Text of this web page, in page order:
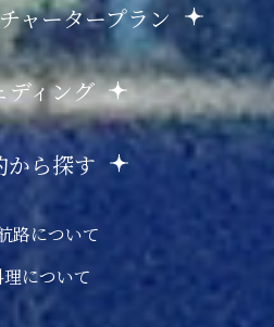
ャータープラン
ディング
から探す
路について
について